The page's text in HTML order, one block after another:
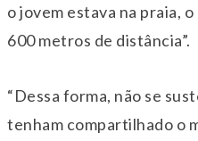
o jovem estava na praia,
600 metros de distância”.
“Dessa forma, não se
tenham compartilhado o